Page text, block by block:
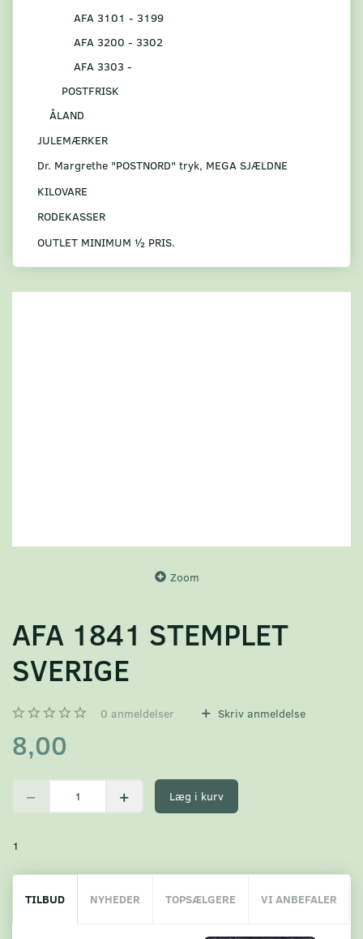
AFA 3101 - 3199
AFA 3200 - 3302
AFA 3303 -
POSTFRISK
ÅLAND
JULEMÆRKER
Dr. Margrethe "POSTNORD" tryk, MEGA SJÆLDNE
KILOVARE
RODEKASSER
OUTLET MINIMUM ½ PRIS.
Zoom
AFA 1841 STEMPLET
SVERIGE
0 anmeldelser Skriv anmeldelse
8,00
Læg i kurv
1
TILBUD NYHEDER TOPSÆLGERE VI ANBEFALER